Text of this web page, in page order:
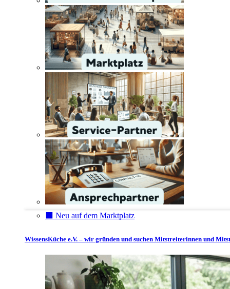
⬛️ Neu auf dem Marktplatz
WissensKüche e.V. – wir gründen und suchen Mitstreiterinnen und